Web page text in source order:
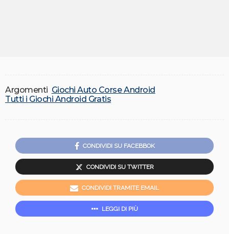
Argomenti Giochi Auto Corse Android
Tutti i Giochi Android Gratis
CONDIVIDI SU FACEBBOK
CONDIVIDI SU TWITTER
CONDIVIDI TRAMITE EMAIL
LEGGI DI PIÙ